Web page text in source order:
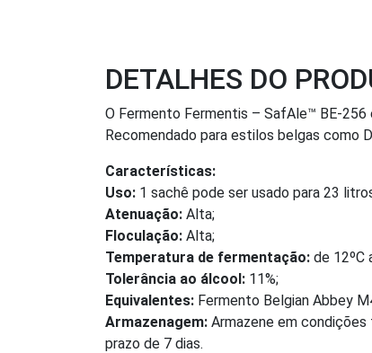
DETALHES DO
O Fermento Fermentis – SafAle™ BE-
Recomendado para estilos belgas como
Características:
Uso: 1 sachê pode ser usado para 23
Atenuação: Alta;
Floculação: Alta;
Temperatura de fermentação: de 12ºC
Tolerância ao álcool: 11%;
Equivalentes: Fermento Belgian Abbey
Armazenagem: Armazene em condições
prazo de 7 dias.